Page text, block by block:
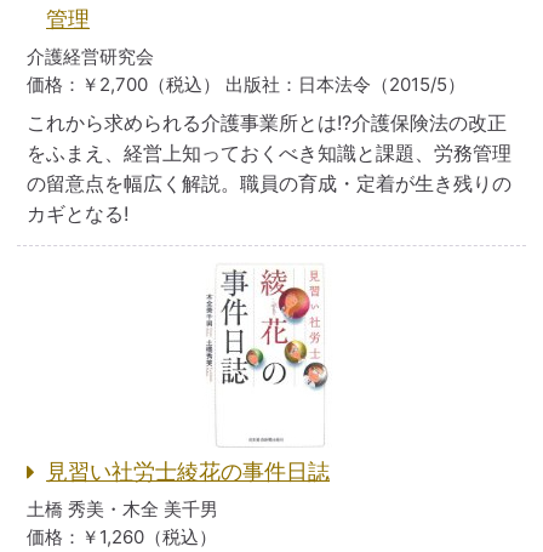
管理
介護経営研究会
価格：￥2,700（税込）
出版社：日本法令（2015/5）
これから求められる介護事業所とは!?介護保険法の改正
をふまえ、経営上知っておくべき知識と課題、労務管理
の留意点を幅広く解説。職員の育成・定着が生き残りの
カギとなる!
見習い社労士綾花の事件日誌
土橋 秀美・木全 美千男
価格：￥1,260（税込）